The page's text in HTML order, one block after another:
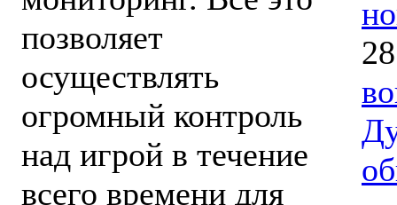
позволяет
осуществлять
огромный контроль
над игрой в течение
всего времени для